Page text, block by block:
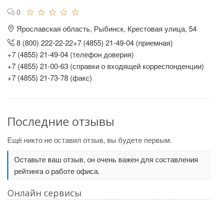
0
Ярославская область, Рыбинск, Крестовая улица, 54
8 (800) 222-22-22+7 (4855) 21-49-04 (приемная)
+7 (4855) 21-49-04 (телефон доверия)
+7 (4855) 21-00-63 (справки о входящей корреспонденции)
+7 (4855) 21-73-78 (факс)
Последние отзывы
Ещё никто не оставил отзыв, вы будете первым.
Оставьте ваш отзыв, он очень важен для составления
рейтинга о работе офиса.
Онлайн сервисы